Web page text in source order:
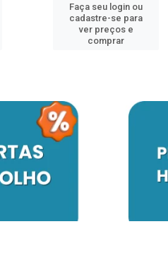
Faça seu login ou
cadastre-se para
ver preços e
comprar